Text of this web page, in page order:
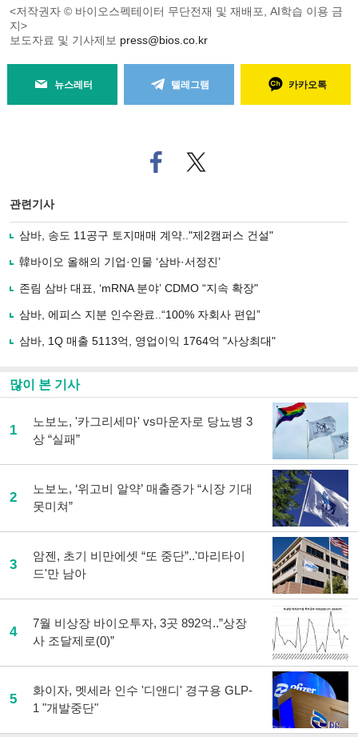
<저작권자 © 바이오스펙테이터 무단전재 및 재배포, AI학습 이용 금
지>
보도자료 및 기사제보 press@bios.co.kr
뉴스레터 텔레그램 카카오톡
페
이
로
기
사
유
기
트위
터로
관련기사
삼바, 송도 11공구 토지매매 계약.."제2캠퍼스 건설"
韓바이오 올해의 기업·인물 ‘삼바·서정진’
존림 삼바 대표, ‘mRNA 분야’ CDMO “지속 확장"
삼바, 에피스 지분 인수완료..“100% 자회사 편입”
삼바, 1Q 매출 5113억, 영업이익 1764억 "사상최대"
많이 본 기사
1
노보노, '카그리세마' vs마운자로 당뇨병 3
상 “실패”
2
노보노, ‘위고비 알약’ 매출증가 “시장 기대
못미쳐”
3
암젠, 초기 비만에셋 “또 중단”..'마리타이
드'만 남아
4
7월 비상장 바이오투자, 3곳 892억..”상장
사 조달제로(0)”
5
화이자, 멧세라 인수 '디앤디' 경구용 GLP-
1 "개발중단"